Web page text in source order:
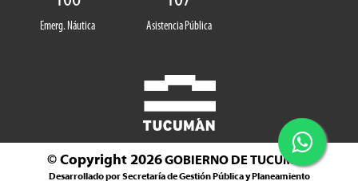
Emerg. Náutica Asistencia Pública
© Copyright 2026GOBIERNO DE TUCUMÁN
Desarrollado por Secretaría de Gestión Pública y Planeamiento